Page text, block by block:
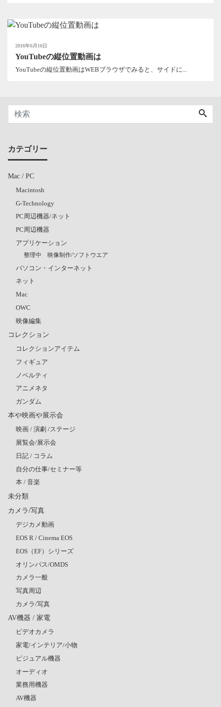
2016年6月16日
YouTubeの縦位置動画は
YouTubeの縦位置動画はWEBブラウザでみると、サイドに...
カテゴリー
Mac / PC
Macintosh
G-Technology
PC周辺機器/ネット
PC周辺機器
アプリケーション
整理中 映像制作/ソフトウエア
パソコン・インターネット
ネット
Mac
OWC
映像編集
コレクション
コレクションアイテム
フィギュア
ノベルティ
アニメネタ
ガンダム
本や映画や展示会
映画 / 演劇 /ステージ
展覧会/展示会
日記 / コラム
自分の仕事/セミナー等
本 / 音楽
未分類
カメラ/写真
デジカメ動画
EOS R / Cinema EOS
EOS（EF）シリーズ
オリンパス/OMDS
カメラ一般
写真周辺
カメラ/写真
AV機器 / 家電
ビデオカメラ
家電/インテリア/小物
ビジュアル機器
オーディオ
業務用機器
AV機器